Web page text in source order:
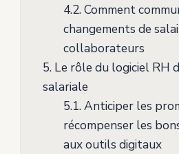
4.2.Comment
changements de
collaborateurs
5.Le rôle du logiciel RH
salariale
5.1.Anticiper les
récompenser les
aux outils digitaux